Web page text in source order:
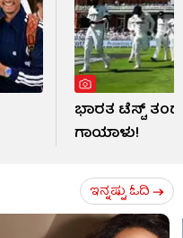
ಭಾರತ ಟೆಸ್ಟ್
ಗಾಯಾಳು!
ಇನ್ನಷ್ಟು ಓದಿ